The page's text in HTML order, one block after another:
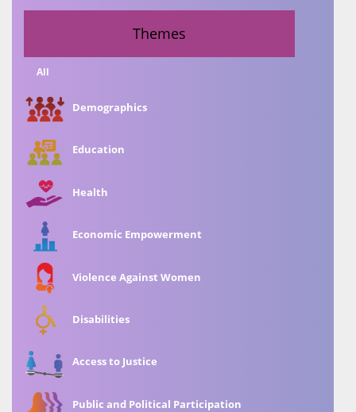
Themes
All
Demographics
Education
Health
Economic Empowerment
Violence Against Women
Disabilities
Access to Justice
Public and Political Participation